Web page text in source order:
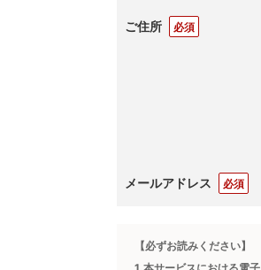
ご住所 必須
メールアドレス 必須
【必ずお読みください】